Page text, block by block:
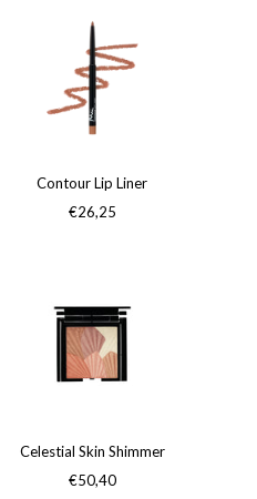
Contour Lip Liner
€26,25
Celestial Skin Shimmer
€50,40